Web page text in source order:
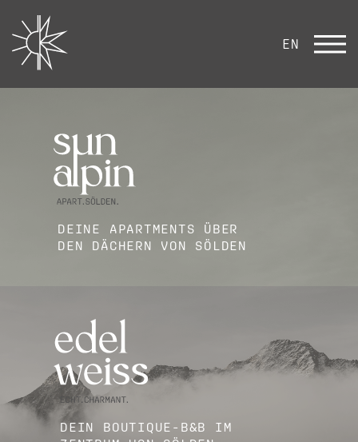
EN
DEINE APARTMENTS ÜBER
DEN DÄCHERN VON SÖLDEN
DEIN BOUTIQUE-B&B IM